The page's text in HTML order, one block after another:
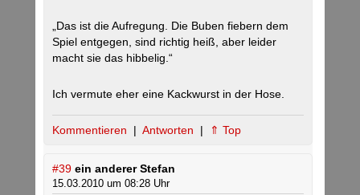
„Das ist die Aufregung. Die Buben fiebern dem
Spiel entgegen, sind richtig heiß, aber leider
macht sie das hibbelig.“
Ich vermute eher eine Kackwurst in der Hose.
Kommentieren | Antworten | ⇑ Top
#39 ein anderer Stefan
15.03.2010 um 08:28 Uhr